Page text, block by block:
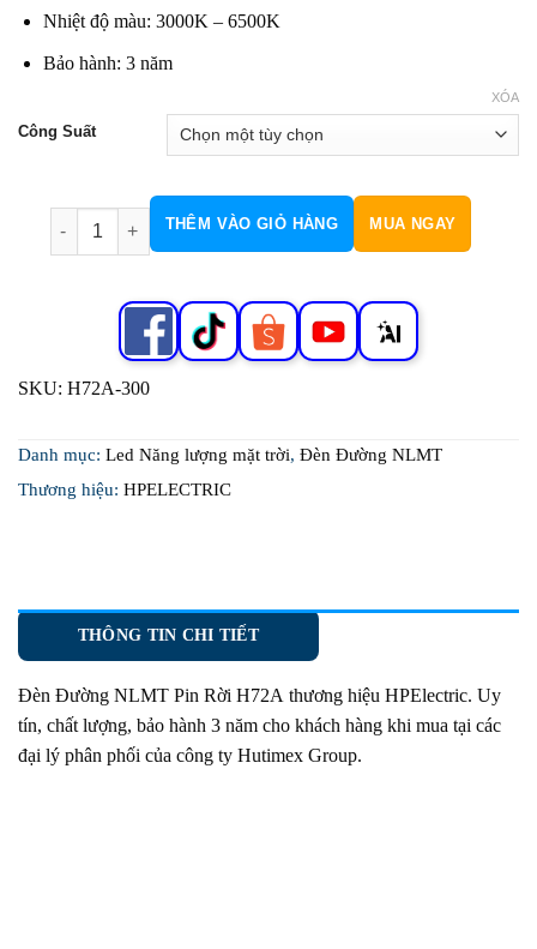
Nhiệt độ màu: 3000K – 6500K
Bảo hành: 3 năm
Công Suất
XÓA
Đèn Đường NLMT Pin Rời H72A số lượng
THÊM VÀO GIỎ HÀNG MUA NGAY
SKU: H72A-300
Danh mục: Led Năng lượng mặt trời, Đèn Đường NLMT
Thương hiệu: HPELECTRIC
THÔNG TIN CHI TIẾT
Đèn Đường NLMT Pin Rời H72A thương hiệu HPElectric. Uy
tín, chất lượng, bảo hành 3 năm cho khách hàng khi mua tại các
đại lý phân phối của công ty Hutimex Group.